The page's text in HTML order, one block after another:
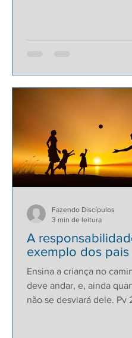
A
exemplo dos pais
Ensina a criança no
deve andar, e, ainda
não se desviará dele. Pv
Fazendo Discípulos
3 min de leitura